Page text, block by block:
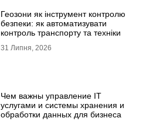
Геозони як інструмент контролю
безпеки: як автоматизувати
контроль транспорту та техніки
31 Липня, 2026
Чем важны управление IT
услугами и системы хранения и
обработки данных для бизнеса